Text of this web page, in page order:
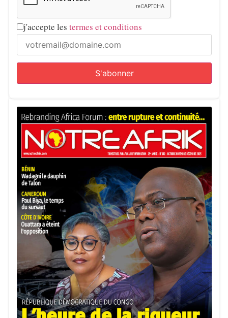
j'accepte les termes et conditions